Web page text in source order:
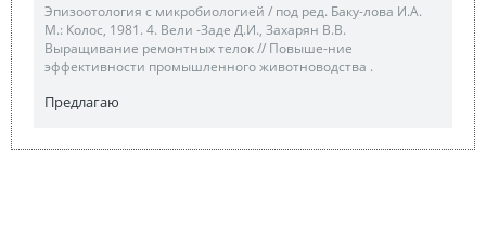
Эпизоотология с микробиологией / под ред. Баку-лова И.А.
М.: Колос, 1981. 4. Вели -Заде Д.И., Захарян В.В.
Выращивание ремонтных телок // Повыше-ние
эффективности промышленного животноводства .
Предлагаю